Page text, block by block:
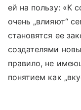
ей на пользу: «К
очень „влияют“
становятся ее
создателями
правило, не
понятием как